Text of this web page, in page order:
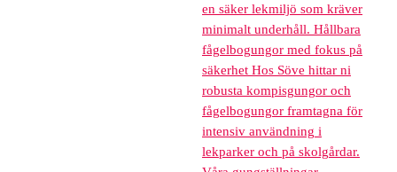
en säker lekmiljö som kräver
minimalt underhåll. Hållbara
fågelbogungor med fokus på
säkerhet Hos Söve hittar ni
robusta kompisgungor och
fågelbogungor framtagna för
intensiv användning i
lekparker och på skolgårdar.